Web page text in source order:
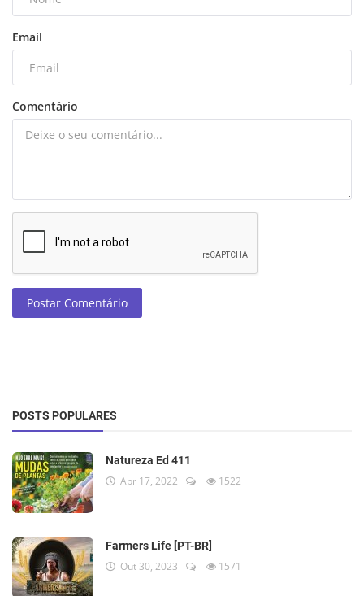
Email
Comentário
Postar Comentário
POSTS POPULARES
Natureza Ed 411
Abr 17, 2022 1522
Farmers Life [PT-BR]
Out 30, 2023 1571